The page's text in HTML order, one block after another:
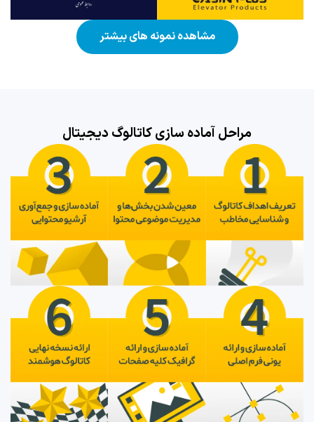
مشاهده نمونه های بیشتر
مراحل آماده سازی کاتالوگ دیجیتال